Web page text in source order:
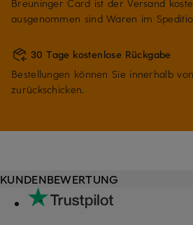
Breuninger Card ist der Versand
ausgenommen sind Waren im
30 Tage kostenlose Rückgabe
Bestellungen können Sie innerhalb
zurückschicken.
KUNDENBEWERTUNG